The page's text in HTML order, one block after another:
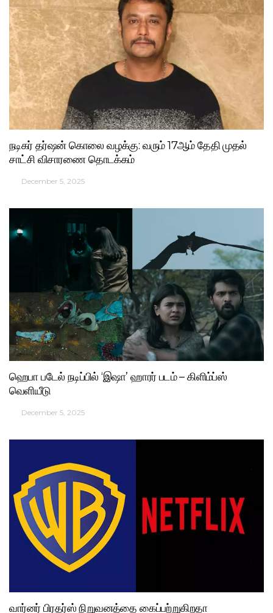
நடிகர் தர்ஷன் கொலை வழக்கு: வரும் 17ஆம் தேதி முதல்
சாட்சி விசாரணை தொடக்கம்
December 5, 2025
ஹெபா படேல் நடிப்பில் ‘இஷா’ ஹாரர் படம் – கிளிம்ப்ஸ்
வெளியீடு
December 5, 2025
வார்னர் பிரதர்ஸ் நிறுவனத்தை கைப்பற்றுகிறதா